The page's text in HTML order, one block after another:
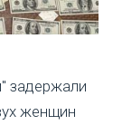
задержали
женщин